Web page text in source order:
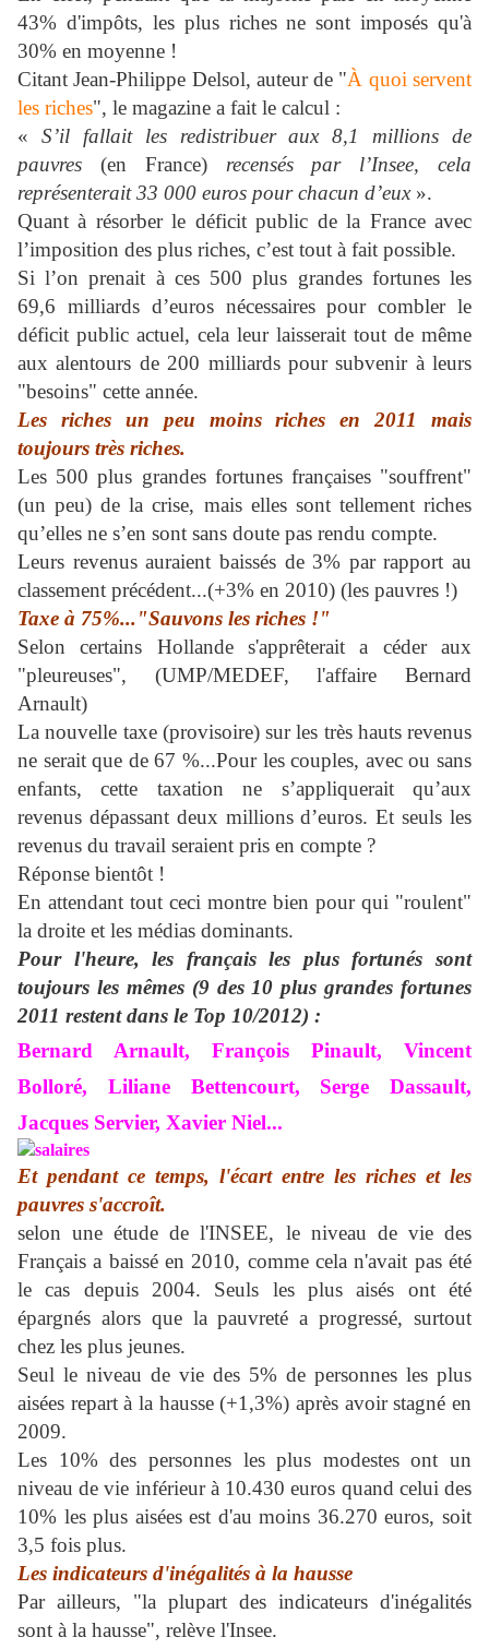
43% d'impôts, les plus riches ne sont imposés qu'à
30% en moyenne !
Citant Jean-Philippe Delsol, auteur de "À quoi servent
les riches", le magazine a fait le calcul :
« S’il fallait les redistribuer aux 8,1 millions de
pauvres (en France) recensés par l’Insee, cela
représenterait 33 000 euros pour chacun d’eux».
Quant à résorber le déficit public de la France avec
l’imposition des plus riches, c’est tout à fait possible.
Si l’on prenait à ces 500 plus grandes fortunes les
69,6 milliards d’euros nécessaires pour combler le
déficit public actuel, cela leur laisserait tout de même
aux alentours de 200 milliards pour subvenir à leurs
"besoins" cette année.
Les riches un peu moins riches en 2011 mais
toujours très riches.
Les 500 plus grandes fortunes françaises "souffrent"
(un peu) de la crise, mais elles sont tellement riches
qu’elles ne s’en sont sans doute pas rendu compte.
Leurs revenus auraient baissés de 3% par rapport au
classement précédent...(+3% en 2010) (les pauvres !)
Taxe à 75%..."Sauvons les riches !"
Selon certains Hollande s'apprêterait a céder aux
"pleureuses", (UMP/MEDEF, l'affaire Bernard
Arnault)
La nouvelle taxe (provisoire) sur les très hauts revenus
ne serait que de 67 %...Pour les couples, avec ou sans
enfants, cette taxation ne s’appliquerait qu’aux
revenus dépassant deux millions d’euros. Et seuls les
revenus du travail seraient pris en compte ?
Réponse bientôt !
En attendant tout ceci montre bien pour qui "roulent"
la droite et les médias dominants.
Pour l'heure, les français les plus fortunés sont
toujours les mêmes (9 des 10 plus grandes fortunes
2011 restent dans le Top 10/2012) :
Bernard Arnault, François Pinault, Vincent
Bolloré, Liliane Bettencourt, Serge Dassault,
Jacques Servier, Xavier Niel...
Et pendant ce temps, l'écart entre les riches et les
pauvres s'accroît.
selon une étude de l'INSEE, le niveau de vie des
Français a baissé en 2010, comme cela n'avait pas été
le cas depuis 2004. Seuls les plus aisés ont été
épargnés alors que la pauvreté a progressé, surtout
chez les plus jeunes.
Seul le niveau de vie des 5% de personnes les plus
aisées repart à la hausse (+1,3%) après avoir stagné en
2009.
Les 10% des personnes les plus modestes ont un
niveau de vie inférieur à 10.430 euros quand celui des
10% les plus aisées est d'au moins 36.270 euros, soit
3,5 fois plus.
Les indicateurs d'inégalités à la hausse
Par ailleurs, "la plupart des indicateurs d'inégalités
sont à la hausse", relève l'Insee.